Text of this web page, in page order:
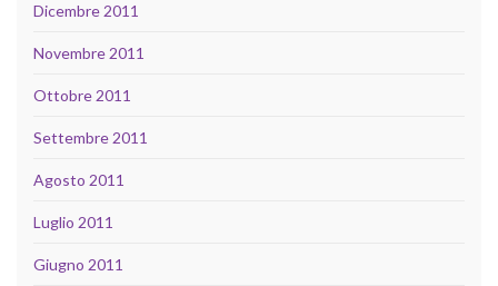
Dicembre 2011
Novembre 2011
Ottobre 2011
Settembre 2011
Agosto 2011
Luglio 2011
Giugno 2011